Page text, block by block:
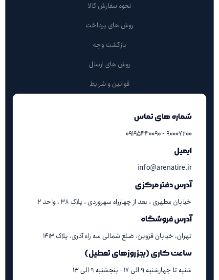
نحوه سفارش کالا
روش های پرداخت
بازگشت وجه
روش های ارسال
قوانین و شرایط
شماره های تماس
۹۰۰۰۷۲۰۰ - ۰۹۱۹۵۴۴۰۰۹۰
ایمیل
info@arenatire.ir
آدرس دفتر مرکزی
خیابان مطهری ، بعد از چهارراه سهروردی ، پلاک ۳۸ ، واحد ۲
آدرس فروشگاه
تهران، خیابان قزوین، ضلع شمالی سه راه آذری، پلاک ۱۴۱۳
ساعت کاری (بجز روزهای تعطیل)
شنبه تا چهارشنبه ۹ الی ۱۷ - پنجشنبه ۹ الی ۱۳